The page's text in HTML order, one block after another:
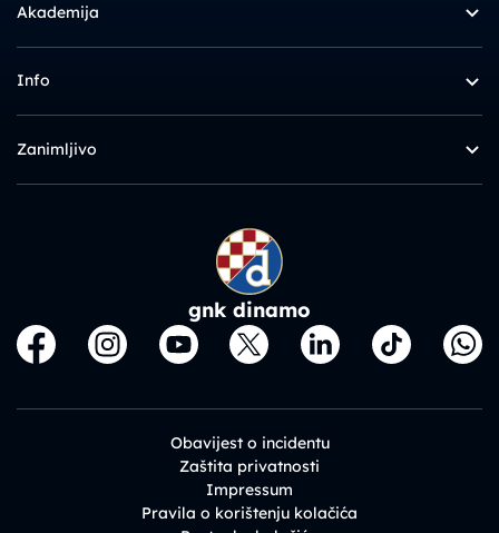
Akademija
Info
Zanimljivo
gnk dinamo
Obavijest o incidentu
Zaštita privatnosti
Impressum
Pravila o korištenju kolačića